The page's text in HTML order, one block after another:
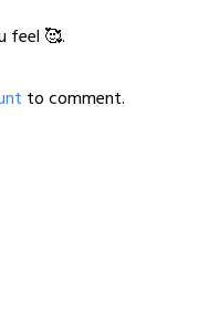
feel 🥰.
to comment.